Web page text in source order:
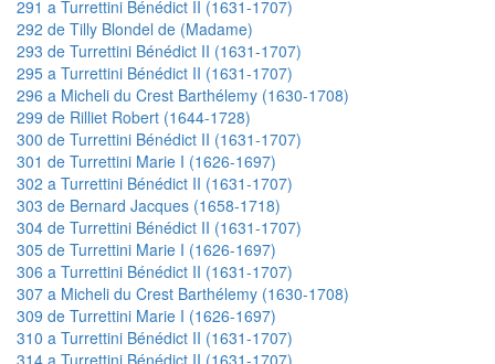
291 a Turrettini Bénédict II (1631-1707)
292 de Tilly Blondel de (Madame)
293 de Turrettini Bénédict II (1631-1707)
295 a Turrettini Bénédict II (1631-1707)
296 a Micheli du Crest Barthélemy (1630-1708)
299 de Rilliet Robert (1644-1728)
300 de Turrettini Bénédict II (1631-1707)
301 de Turrettini Marie I (1626-1697)
302 a Turrettini Bénédict II (1631-1707)
303 de Bernard Jacques (1658-1718)
304 de Turrettini Bénédict II (1631-1707)
305 de Turrettini Marie I (1626-1697)
306 a Turrettini Bénédict II (1631-1707)
307 a Micheli du Crest Barthélemy (1630-1708)
309 de Turrettini Marie I (1626-1697)
310 a Turrettini Bénédict II (1631-1707)
314 a Turrettini Bénédict II (1631-1707)